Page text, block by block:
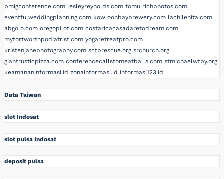
pmigconference.com lesleyreynolds.com tomulrichphotos.com
eventfulweddingplanning.com kowloonbaybrewery.com lachilenita.com
abgolo.com oregopilot.com costaricacasadaretodream.com
myfortworthpodiatrist.com yogaretreatpro.com
kristenjanephotography.com sctbrescue.org srchurch.org
giantrusticpizza.com conferencecallstomeatballs.com stmichaelwtby.org
keamananinformasi.id zonainformasi.id informasi123.id
Data Taiwan
slot Indosat
slot pulsa Indosat
deposit pulsa